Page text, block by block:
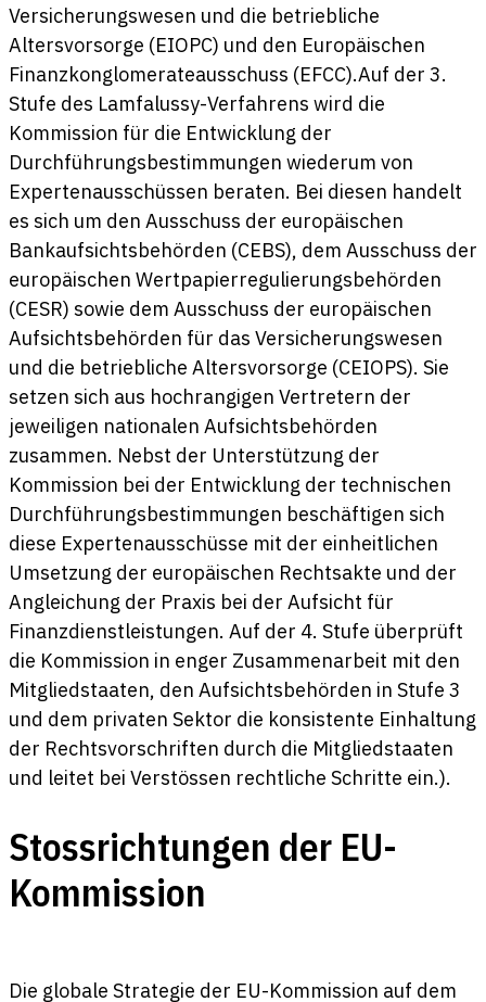
Versicherungswesen und die betriebliche
Altersvorsorge (EIOPC) und den Europäischen
Finanzkonglomerateausschuss (EFCC).Auf der 3.
Stufe des Lamfalussy-Verfahrens wird die
Kommission für die Entwicklung der
Durchführungsbestimmungen wiederum von
Expertenausschüssen beraten. Bei diesen handelt
es sich um den Ausschuss der europäischen
Bankaufsichtsbehörden (CEBS), dem Ausschuss der
europäischen Wertpapierregulierungsbehörden
(CESR) sowie dem Ausschuss der europäischen
Aufsichtsbehörden für das Versicherungswesen
und die betriebliche Altersvorsorge (CEIOPS). Sie
setzen sich aus hochrangigen Vertretern der
jeweiligen nationalen Aufsichtsbehörden
zusammen. Nebst der Unterstützung der
Kommission bei der Entwicklung der technischen
Durchführungsbestimmungen beschäftigen sich
diese Expertenausschüsse mit der einheitlichen
Umsetzung der europäischen Rechtsakte und der
Angleichung der Praxis bei der Aufsicht für
Finanzdienstleistungen. Auf der 4. Stufe überprüft
die Kommission in enger Zusammenarbeit mit den
Mitgliedstaaten, den Aufsichtsbehörden in Stufe 3
und dem privaten Sektor die konsistente Einhaltung
der Rechtsvorschriften durch die Mitgliedstaaten
und leitet bei Verstössen rechtliche Schritte ein.).
Stossrichtungen der EU-
Kommission
Die globale Strategie der EU-Kommission auf dem